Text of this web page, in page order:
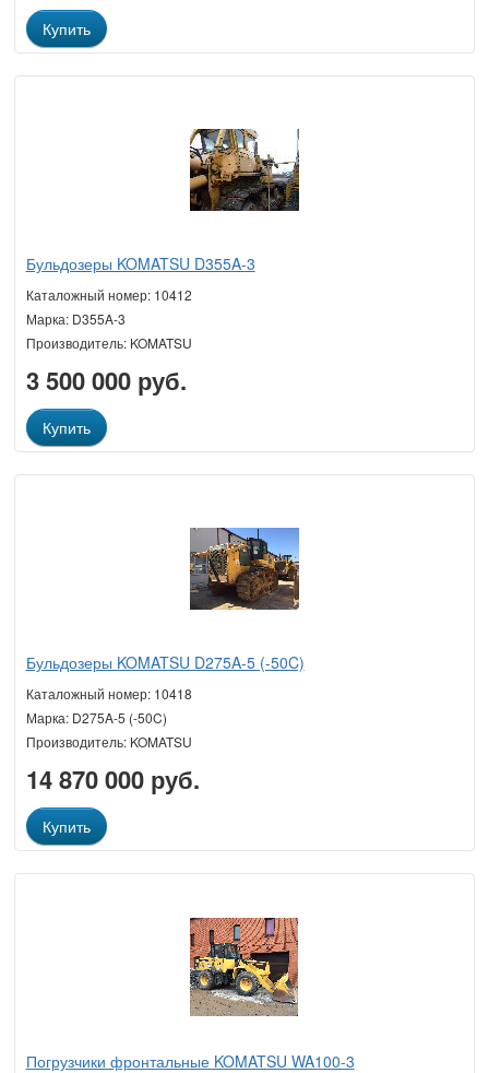
Купить
Бульдозеры KOMATSU D355A-3
Каталожный номер: 10412
Марка: D355A-3
Производитель: KOMATSU
3 500 000 руб.
Купить
Бульдозеры KOMATSU D275A-5 (-50C)
Каталожный номер: 10418
Марка: D275A-5 (-50C)
Производитель: KOMATSU
14 870 000 руб.
Купить
Погрузчики фронтальные KOMATSU WA100-3